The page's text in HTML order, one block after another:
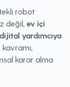
robot
değil, ev içi
yardımcıya
kavramı,
karar alma